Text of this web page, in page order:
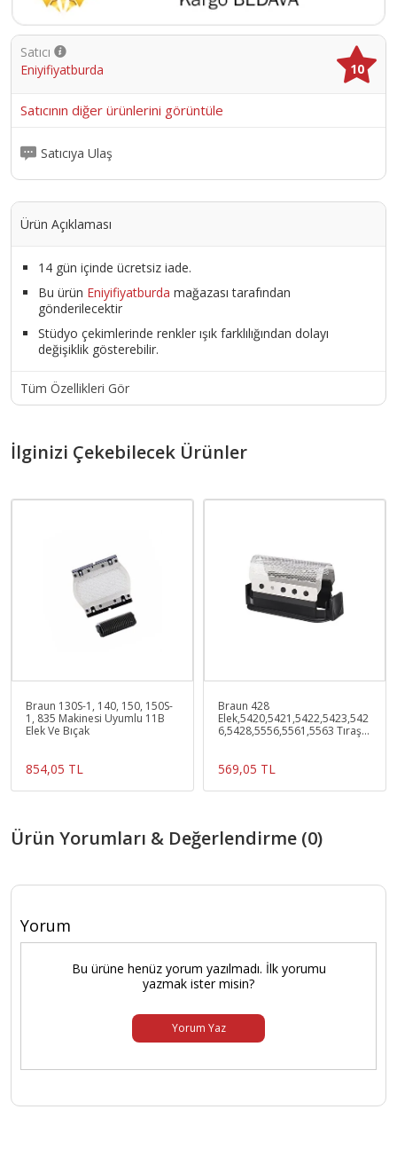
Renk
Satıcı
Eniyifiyatburda
10
Satıcının diğer ürünlerini görüntüle
Satıcıya Ulaş
Ürün Açıklaması
14 gün içinde ücretsiz iade.
Bu ürün Eniyifiyatburda mağazası tarafından
gönderilecektir
Stüdyo çekimlerinde renkler ışık farklılığından dolayı
değişiklik gösterebilir.
Tüm Özellikleri Gör
İlginizi Çekebilecek Ürünler
Braun 130S-1, 140, 150, 150S-
1, 835 Makinesi Uyumlu 11B
Elek Ve Bıçak
854,05 TL
Braun 428
Elek,5420,5421,5422,5423,542
6,5428,5556,5561,5563 Tıraş
569,05 TL
Ürün Yorumları & Değerlendirme (0)
Yorum
Bu ürüne henüz yorum yazılmadı. İlk yorumu
yazmak ister misin?
Yorum Yaz